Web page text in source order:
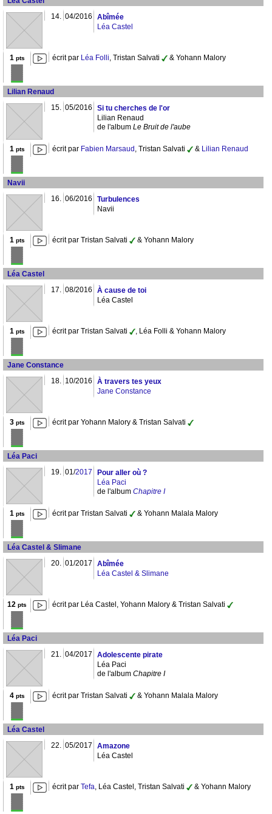
14. 04/2016
Abîmée
Léa Castel
1 pts écrit par Léa Folli, Tristan Salvati & Yohann Malory
Lilian Renaud
15. 05/2016
Si tu cherches de l'or
Lilian Renaud
de l'album Le Bruit de l'aube
1 pts écrit par Fabien Marsaud , Tristan Salvati & Lilian Renaud
Navii
16. 06/2016
Turbulences
Navii
1 pts écrit par Tristan Salvati & Yohann Malory
Léa Castel
17. 08/2016
À cause de toi
Léa Castel
1 pts écrit par Tristan Salvati , Léa Folli & Yohann Malory
Jane Constance
18. 10/2016
À travers tes yeux
Jane Constance
3pts écrit par Yohann Malory & Tristan Salvati
Léa Paci
19. 01/2017
Pour aller où ?
Léa Paci
de l'album Chapitre I
1 pts écrit par Tristan Salvati & Yohann Malala Malory
Léa Castel & Slimane
20. 01/2017
Abîmée
Léa Castel & Slimane
12 pts écrit par Léa Castel, Yohann Malory & Tristan Salvati
Léa Paci
21. 04/2017
Adolescente pirate
Léa Paci
de l'album Chapitre I
4pts écrit par Tristan Salvati & Yohann Malala Malory
Léa Castel
22. 05/2017
Amazone
Léa Castel
1 pts écrit par Tefa, Léa Castel, Tristan Salvati & Yohann Malory